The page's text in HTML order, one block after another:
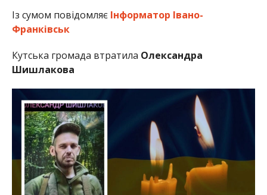
Із сумом повідомляє Інформатор Івано-
Франківськ
Кутська громада втратила Олександра
Шишлакова